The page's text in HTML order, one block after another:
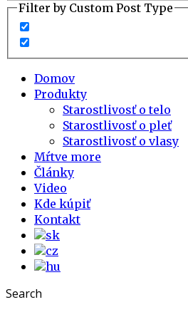
Filter by Custom Post Type
Domov
Produkty
Starostlivosť o telo
Starostlivosť o pleť
Starostlivosť o vlasy
Mŕtve more
Články
Video
Kde kúpiť
Kontakt
Search